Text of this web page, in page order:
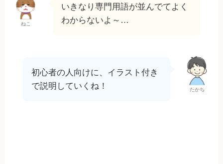
ねこ
いきなり専門用語が並んでてよく
わからないよ～…
たかち
初心者の人向けに、イラスト付き
で説明していくね！